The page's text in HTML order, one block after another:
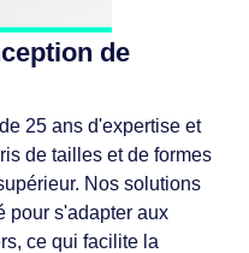
de
25 ans d'expertise et
de tailles et de formes
Nos solutions
pour s'adapter aux
ce qui facilite la